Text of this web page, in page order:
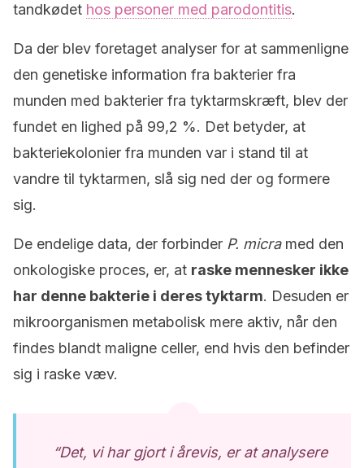
tandkødet hos personer med parodontitis.
Da der blev foretaget analyser for at sammenligne
den genetiske information fra bakterier fra
munden med bakterier fra tyktarmskræft, blev der
fundet en lighed på 99,2 %. Det betyder, at
bakteriekolonier fra munden var i stand til at
vandre til tyktarmen, slå sig ned der og formere
sig.
De endelige data, der forbinder P. micramed den
onkologiske proces, er, at raske mennesker ikke
har denne bakterie i deres tyktarm. Desuden er
mikroorganismen metabolisk mere aktiv, når den
findes blandt maligne celler, end hvis den befinder
sig i raske væv.
“Det, vi har gjort i årevis, er at analysere